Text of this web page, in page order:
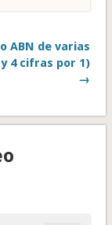
ABN de varias
4 cifras por 1)
→